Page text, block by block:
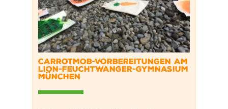
CARROTMOB-VORBEREITUNGEN AM
LION-FEUCHTWANGER-GYMNASIUM
MÜNCHEN